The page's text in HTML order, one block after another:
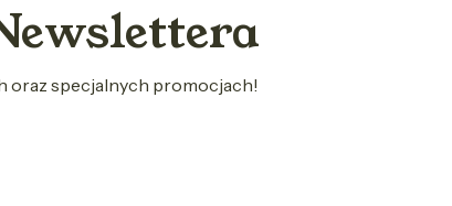
oraz specjalnych promocjach!